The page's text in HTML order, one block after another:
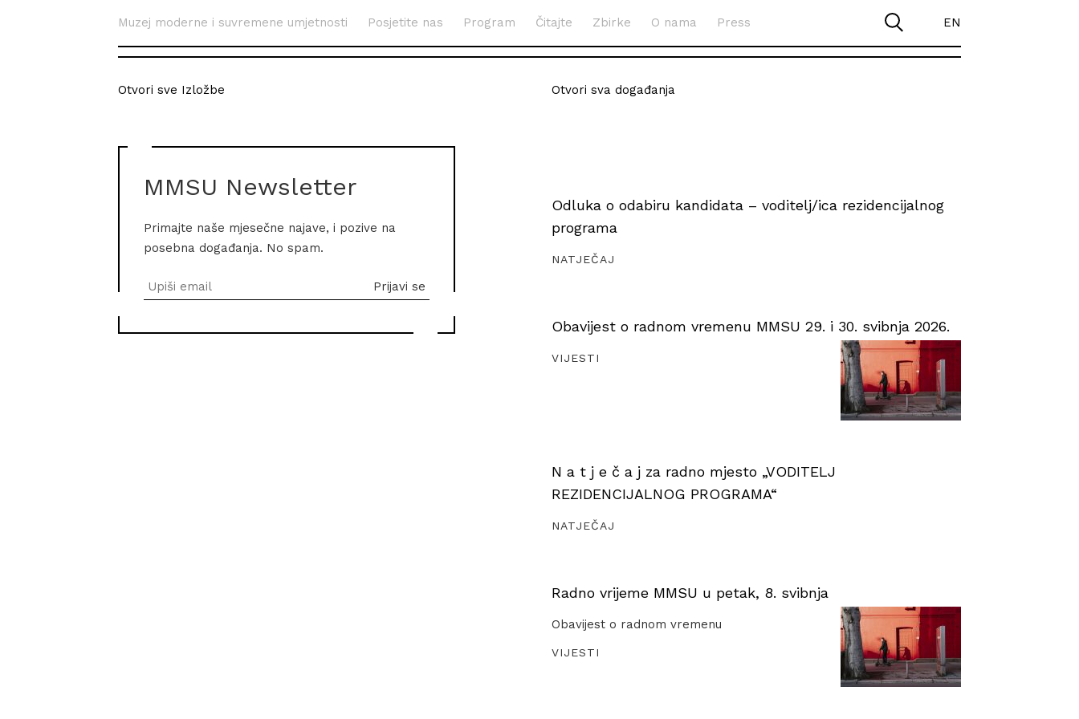
Muzej moderne i suvremene umjetnosti Posjetite nas Program Čitajte Zbirke O nama Press EN
Otvori sve Izložbe
MMSU Newsletter
Primajte naše mjesečne najave, i pozive na
posebna događanja. No spam.
Otvori sva događanja
Odluka o odabiru kandidata – voditelj/ica rezidencijalnog
programa
NATJEČAJ
Obavijest o radnom vremenu MMSU 29. i 30. svibnja 2026.
VIJESTI
N a t j e č a j za radno mjesto „VODITELJ
REZIDENCIJALNOG PROGRAMA“
NATJEČAJ
Radno vrijeme MMSU u petak, 8. svibnja
Obavijest o radnom vremenu
VIJESTI